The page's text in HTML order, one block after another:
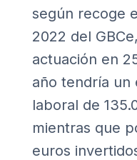
según recoge
2022 del
actuación en
año tendría un
laboral de
mientras que
euros